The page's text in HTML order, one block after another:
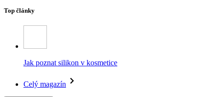
Top články
Jak poznat silikon v kosmetice
Celý magazín